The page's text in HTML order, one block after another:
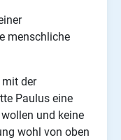
menschliche
mit der
Paulus eine
und keine
wohl von oben